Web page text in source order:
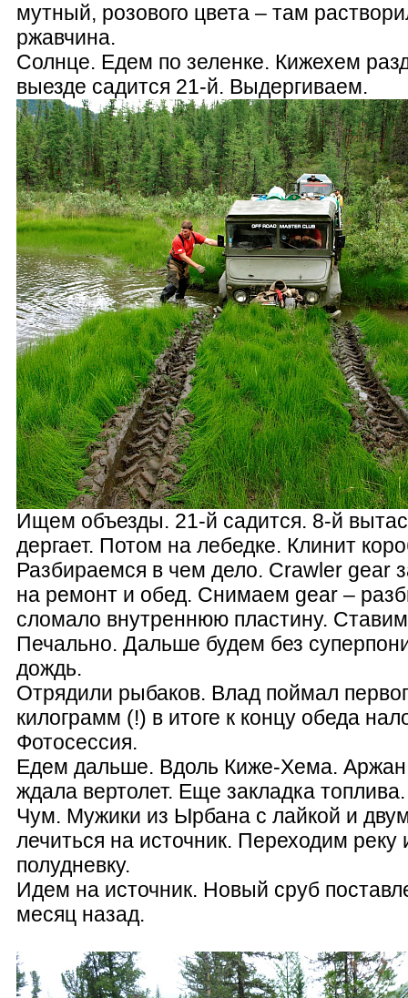
мутный, розового цвета – там
ржавчина.
Солнце. Едем по зеленке. Кижехем
выезде садится 21-й. Выдергиваем.
Ищем объезды. 21-й садится. 8-й
дергает. Потом на лебедке. Клинит
Разбираемся в чем дело. Crawler gear
на ремонт и обед. Снимаем gear –
сломало внутреннюю пластину. Ставим
Печально. Дальше будем без
дождь.
Отрядили рыбаков. Влад поймал
килограмм (!) в итоге к концу обеда
Фотосессия.
Едем дальше. Вдоль Киже-Хема. Аржан.
ждала вертолет. Еще закладка топлива.
Чум. Мужики из Ырбана с лайкой и
лечиться на источник. Переходим реку
полудневку.
Идем на источник. Новый сруб
месяц назад.